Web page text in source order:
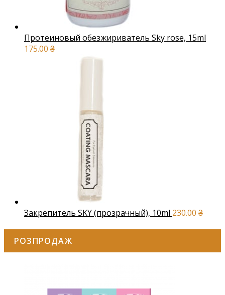
Протеиновый обезжириватель Sky rose, 15ml
175.00 ₴
Закрепитель SKY (прозрачный), 10ml 230.00 ₴
РОЗПРОДАЖ